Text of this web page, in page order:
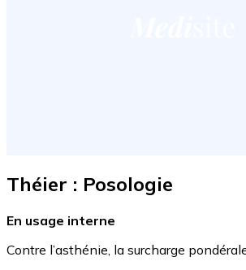
Théier : Posologie
En usage interne
Contre l’asthénie, la surcharge